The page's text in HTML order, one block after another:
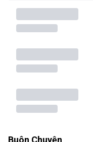
Buôn Chuyện